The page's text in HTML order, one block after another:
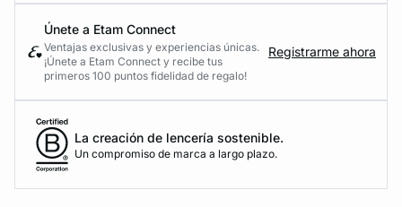
Únete a Etam Connect
Ventajas exclusivas y experiencias únicas.
¡Únete a Etam Connect y recibe tus
primeros 100 puntos fidelidad de regalo!
Registrarme ahora
La creación de lencería sostenible.
Un compromiso de marca a largo plazo.